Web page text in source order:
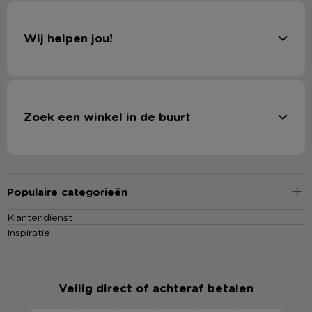
Wij helpen jou!
Zoek een winkel in de buurt
Populaire categorieën
Klantendienst
Inspiratie
Veilig direct of achteraf betalen